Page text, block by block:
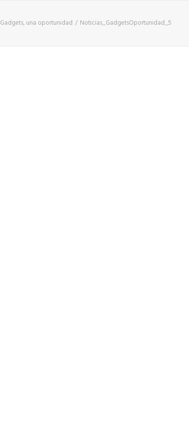
Gadgets, una oportunidad Noticias_GadgetsOportunidad_5